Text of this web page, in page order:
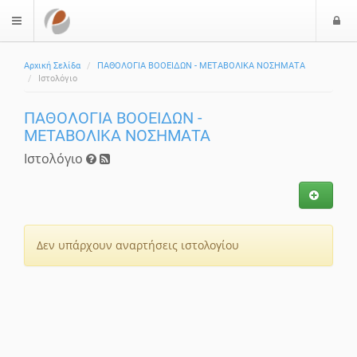
$langMenu
Αρχική Σελίδα
ΠΑΘΟΛΟΓΙΑ ΒΟΟΕΙΔΩΝ - ΜΕΤΑΒΟΛΙΚΑ ΝΟΣΗΜΑΤΑ
Ιστολόγιο
ΠΑΘΟΛΟΓΙΑ ΒΟΟΕΙΔΩΝ -
ΜΕΤΑΒΟΛΙΚΑ ΝΟΣΗΜΑΤΑ
Ιστολόγιο
Δεν υπάρχουν αναρτήσεις ιστολογίου